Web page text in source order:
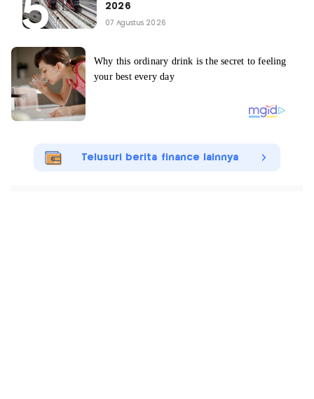
2026
07 Agustus 2026
Telusuri berita finance lainnya